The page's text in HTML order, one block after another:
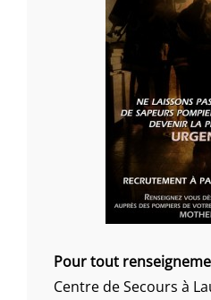
Pour tout
Centre de Secours à